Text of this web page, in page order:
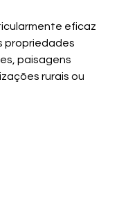
eficaz
propriedades
paisagens
rurais ou